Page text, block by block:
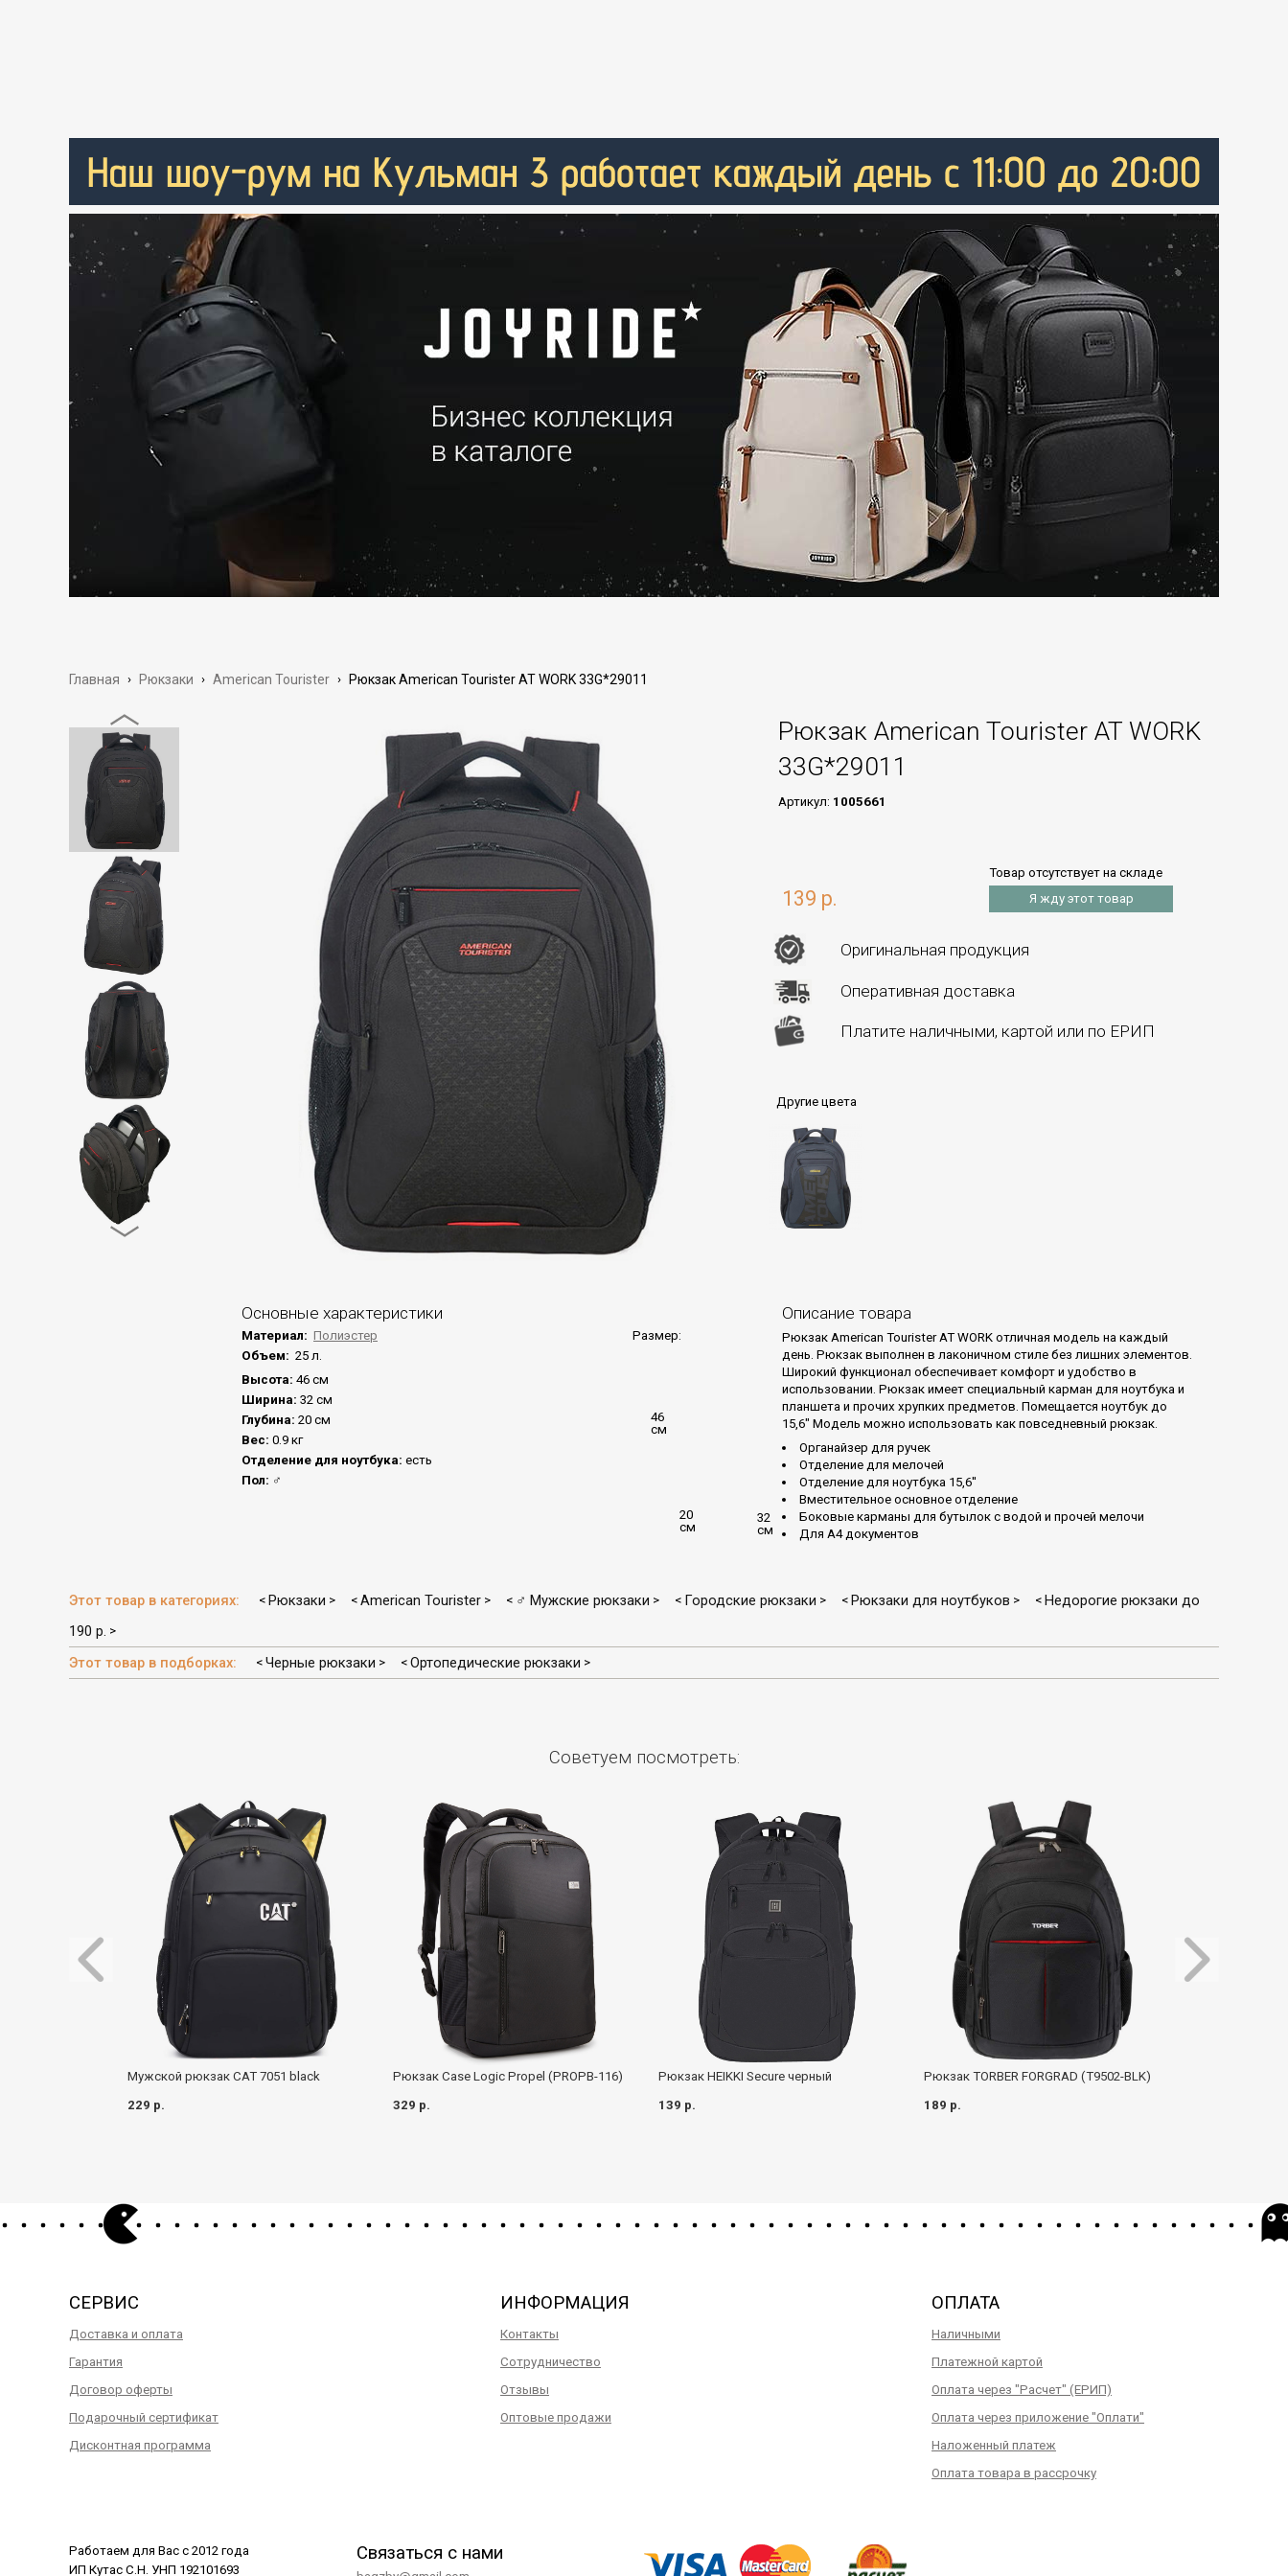
Главная › Рюкзаки › American Tourister › Рюкзак American Tourister AT WORK 33G*29011
Рюкзак American Tourister AT WORK
33G*29011
Артикул: 1005661
139 р.
Товар отсутствует на складе
Я жду этот товар
Оригинальная продукция
Оперативная доставка
Платите наличными, картой или по ЕРИП
Другие цвета
Основные характеристики
46
см
20
см
32
см
Размер:
Материал: Полиэстер
Объем: 25 л.
Высота: 46 см
Ширина: 32 см
Глубина: 20 см
Вес: 0.9 кг
Отделение для ноутбука: есть
Пол: ♂
Описание товара
Рюкзак American Tourister AT WORK отличная модель на каждый
день. Рюкзак выполнен в лаконичном стиле без лишних элементов.
Широкий функционал обеспечивает комфорт и удобство в
использовании. Рюкзак имеет специальный карман для ноутбука и
планшета и прочих хрупких предметов. Помещается ноутбук до
15,6" Модель можно использовать как повседневный рюкзак.
Органайзер для ручек
Отделение для мелочей
Отделение для ноутбука 15,6''
Вместительное основное отделение
Боковые карманы для бутылок с водой и прочей мелочи
Для А4 документов
Этот товар в категориях: < Рюкзаки > < American Tourister > < ♂ Мужские рюкзаки > < Городские рюкзаки > < Рюкзаки для ноутбуков > < Недорогие рюкзаки до
190 р. >
Этот товар в подборках: < Черные рюкзаки > < Ортопедические рюкзаки >
Советуем посмотреть:
Мужской рюкзак CAT 7051 black
229 р.
Рюкзак Case Logic Propel (PROPB-116)
329 р.
Рюкзак HEIKKI Secure черный
139 р.
Рюкзак TORBER FORGRAD (T9502-BLK)
189 р.
СЕРВИС
Доставка и оплата
Гарантия
Договор оферты
Подарочный сертификат
Дисконтная программа
ИНФОРМАЦИЯ
Контакты
Сотрудничество
Отзывы
Оптовые продажи
ОПЛАТА
Наличными
Платежной картой
Оплата через "Расчет" (ЕРИП)
Оплата через приложение "Оплати"
Наложенный платеж
Оплата товара в рассрочку
Работаем для Вас с 2012 года
ИП Кутас С.Н. УНП 192101693
Связаться с нами